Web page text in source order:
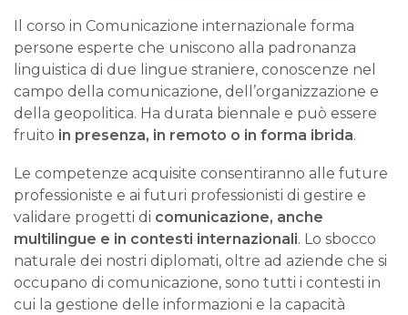
Il corso in Comunicazione internazionale forma
persone esperte che uniscono alla padronanza
linguistica di due lingue straniere, conoscenze nel
campo della comunicazione, dell’organizzazione e
della geopolitica. Ha durata biennale e può essere
fruito in presenza, in remoto o in forma ibrida.
Le competenze acquisite consentiranno alle future
professioniste e ai futuri professionisti di gestire e
validare progetti di comunicazione, anche
multilingue e in contesti internazionali. Lo sbocco
naturale dei nostri diplomati, oltre ad aziende che si
occupano di comunicazione, sono tutti i contesti in
cui la gestione delle informazioni e la capacità